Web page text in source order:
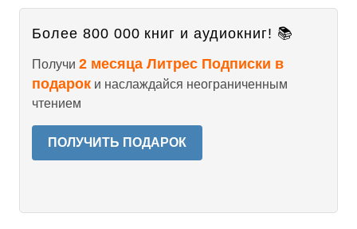
Более 800 000 книг и аудиокниг! 📚
Получи 2 месяца Литрес Подписки в
подарок и наслаждайся неограниченным
чтением
ПОЛУЧИТЬ ПОДАРОК